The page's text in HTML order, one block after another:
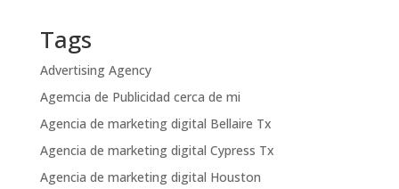
Tags
Advertising Agency
Agemcia de Publicidad cerca de mi
Agencia de marketing digital Bellaire Tx
Agencia de marketing digital Cypress Tx
Agencia de marketing digital Houston